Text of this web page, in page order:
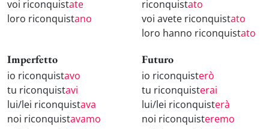
voi riconquistate
loro riconquistano
riconquistato
voi avete riconquistato
loro hanno riconquistato
Imperfetto
io riconquistavo
tu riconquistavi
lui/lei riconquistava
noi riconquistavamo
Futuro
io riconquisterò
tu riconquisterai
lui/lei riconquisterà
noi riconquisteremo